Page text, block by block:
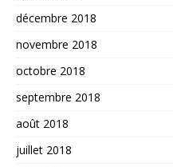
décembre 2018
novembre 2018
octobre 2018
septembre 2018
août 2018
juillet 2018